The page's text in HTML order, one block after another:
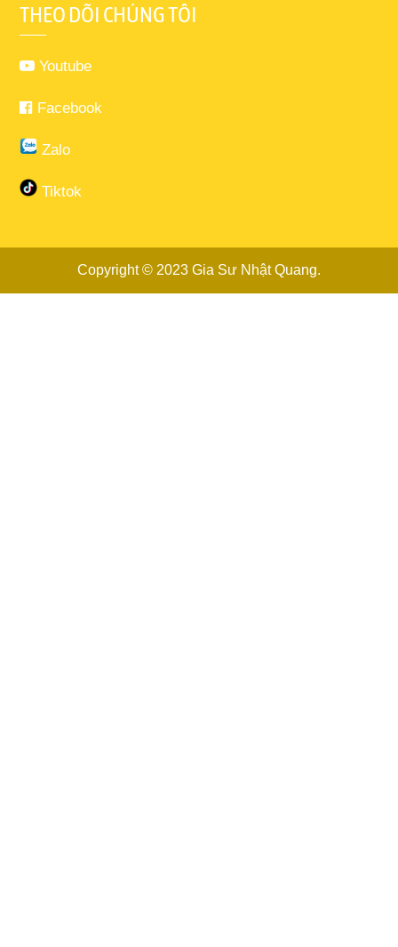
THEO DÕI CHÚNG TÔI
Youtube
Facebook
Zalo
Tiktok
Copyright © 2023 Gia Sư Nhật Quang.